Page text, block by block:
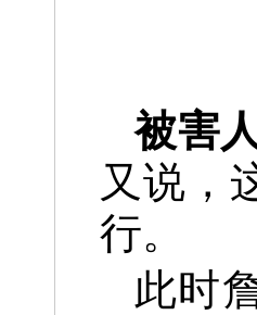
被害
又说，
行。
此时